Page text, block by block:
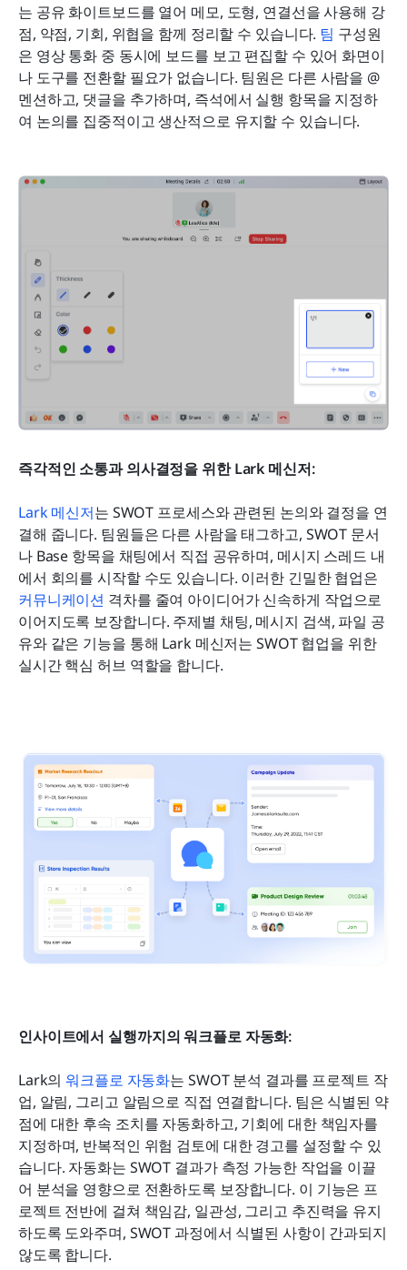
는 공유 화이트보드를 열어 메모, 도형, 연결선을 사용해 강
점, 약점, 기회, 위협을 함께 정리할 수 있습니다. 팀 구성원
은 영상 통화 중 동시에 보드를 보고 편집할 수 있어 화면이
나 도구를 전환할 필요가 없습니다. 팀원은 다른 사람을 @
멘션하고, 댓글을 추가하며, 즉석에서 실행 항목을 지정하
여 논의를 집중적이고 생산적으로 유지할 수 있습니다.
즉각적인 소통과 의사결정을 위한 Lark 메신저:
Lark 메신저는 SWOT 프로세스와 관련된 논의와 결정을 연
결해 줍니다. 팀원들은 다른 사람을 태그하고, SWOT 문서
나 Base 항목을 채팅에서 직접 공유하며, 메시지 스레드 내
커뮤니케이션 격차를 줄여 아이디어가 신속하게 작업으로
이어지도록 보장합니다. 주제별 채팅, 메시지 검색, 파일 공
유와 같은 기능을 통해 Lark 메신저는 SWOT 협업을 위한
실시간 핵심 허브 역할을 합니다.
인사이트에서 실행까지의 워크플로 자동화:
Lark의 워크플로 자동화는 SWOT 분석 결과를 프로젝트 작
업, 알림, 그리고 알림으로 직접 연결합니다. 팀은 식별된 약
점에 대한 후속 조치를 자동화하고, 기회에 대한 책임자를
지정하며, 반복적인 위험 검토에 대한 경고를 설정할 수 있
습니다. 자동화는 SWOT 결과가 측정 가능한 작업을 이끌
어 분석을 영향으로 전환하도록 보장합니다. 이 기능은 프
로젝트 전반에 걸쳐 책임감, 일관성, 그리고 추진력을 유지
하도록 도와주며, SWOT 과정에서 식별된 사항이 간과되지
않도록 합니다.